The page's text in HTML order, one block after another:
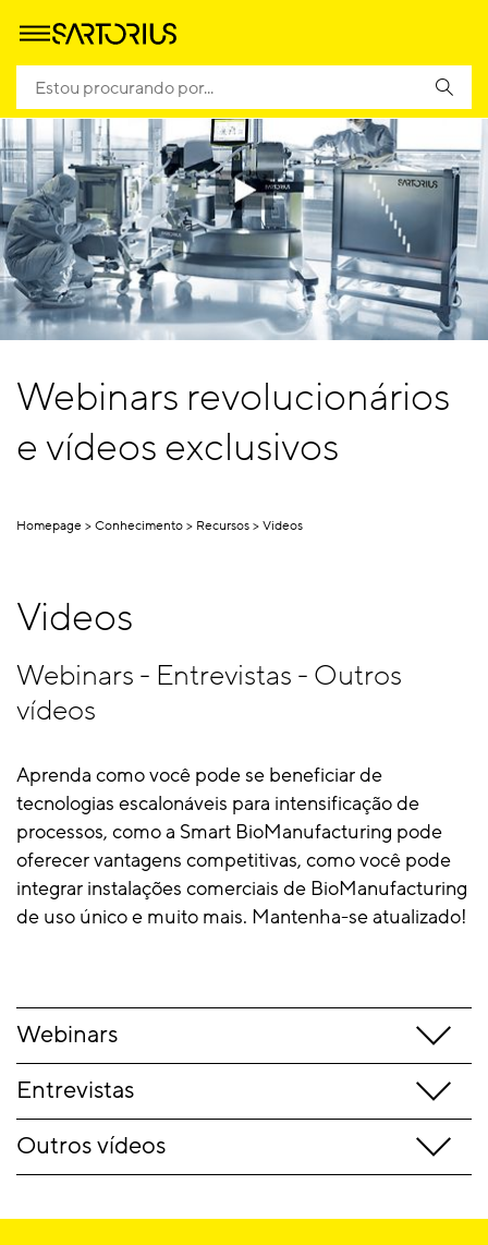
Webinars revolucionários
e vídeos exclusivos
Homepage Conhecimento Recursos Videos
Videos
Webinars - Entrevistas - Outros
vídeos
Aprenda como você pode se beneficiar de
tecnologias escalonáveis para intensificação de
processos, como a Smart BioManufacturing pode
oferecer vantagens competitivas, como você pode
integrar instalações comerciais de BioManufacturing
de uso único e muito mais. Mantenha-se atualizado!
Webinars
Entrevistas
Outros vídeos